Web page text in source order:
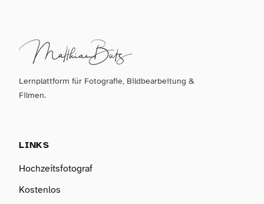
Lernplattform für Fotografie, Bildbearbeitung &
Filmen.
LINKS
Hochzeitsfotograf
Kostenlos